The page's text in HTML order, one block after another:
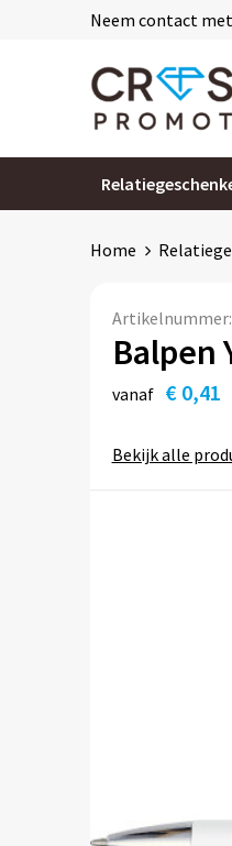
Neem contact
Home
Artikelnummer:
Balpen
vanaf € 0,41
Bekijk alle